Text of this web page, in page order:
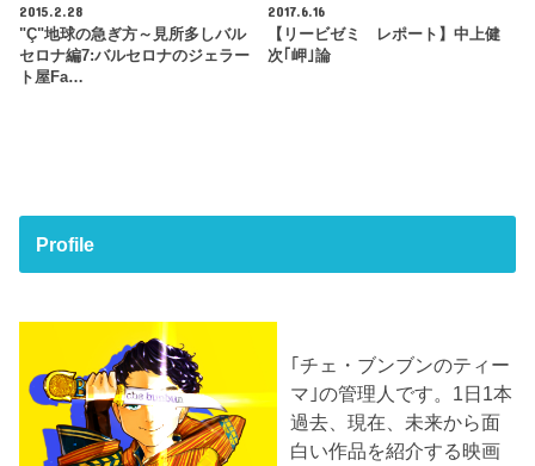
2015.2.28
"Ç"地球の急ぎ方～見所多しバル
セロナ編7:バルセロナのジェラー
ト屋Fa…
2017.6.16
【リービゼミ レポート】中上健
次｢岬｣論
Profile
｢チェ・ブンブンのティー
マ｣の管理人です。1日1本
過去、現在、未来から面
白い作品を紹介する映画